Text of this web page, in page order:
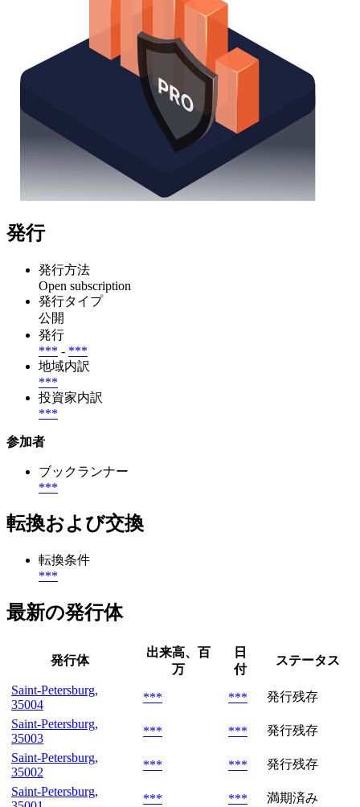
発行
発行方法
Open subscription
発行タイプ
公開
発行
*** - ***
地域内訳
***
投資家内訳
***
参加者
ブックランナー
***
転換および交換
転換条件
***
最新の発行体
発行体
出来高、百
万
日
付
ステータス
Saint-Petersburg,
35004
*** ***
発行残存
Saint-Petersburg,
35003
*** ***
発行残存
Saint-Petersburg,
35002
*** ***
発行残存
Saint-Petersburg,
*** *** 満期済み